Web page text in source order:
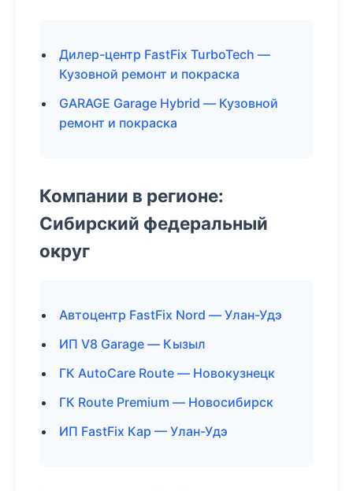
Дилер-центр FastFix TurboTech —
Кузовной ремонт и покраска
GARAGE Garage Hybrid — Кузовной
ремонт и покраска
Компании в регионе:
Сибирский федеральный
округ
Автоцентр FastFix Nord — Улан-Удэ
ИП V8 Garage — Кызыл
ГК AutoCare Route — Новокузнецк
ГК Route Premium — Новосибирск
ИП FastFix Кар — Улан-Удэ